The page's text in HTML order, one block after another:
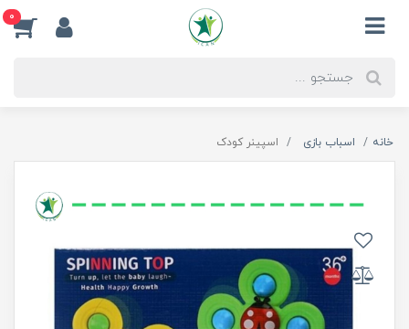
0
خانه اسباب بازی اسپینر کودک